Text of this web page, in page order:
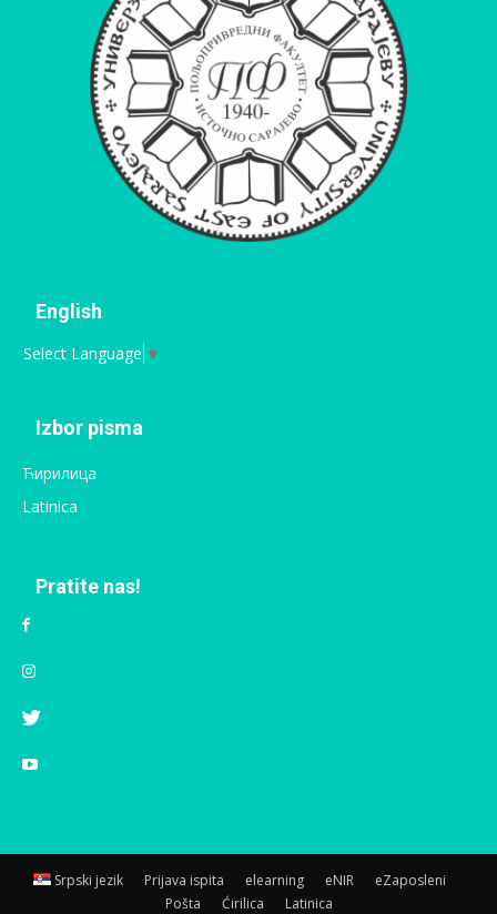
English
Select Language ▼
Izbor pisma
Ћирилица
Latinica
Pratite nas!
Srpski jezik Prijava ispita elearning eNIR
eZaposleni
Pošta
Ćirilica Latinica